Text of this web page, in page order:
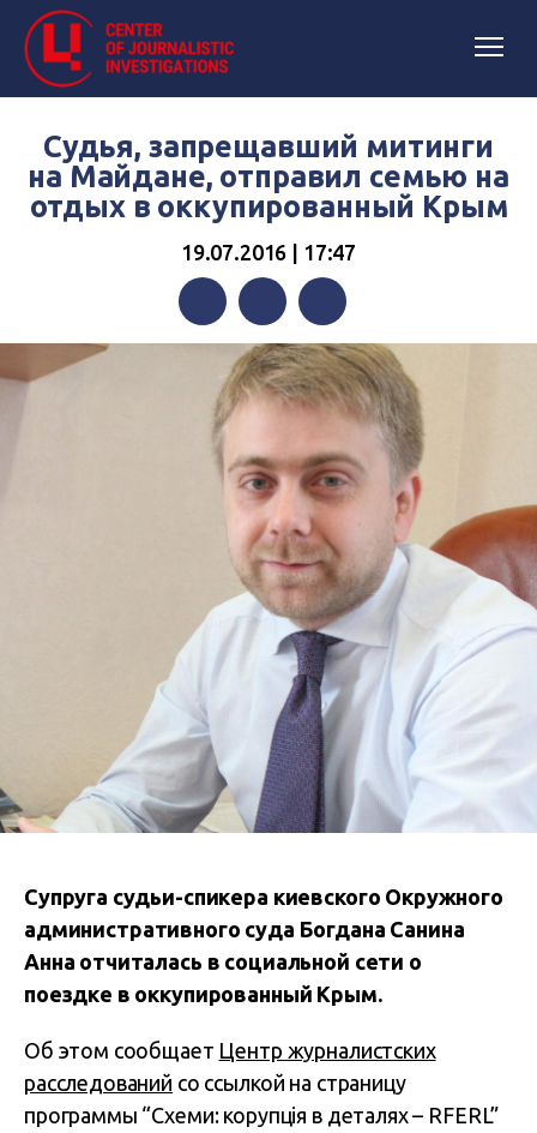
Судья, запрещавший митинги
на Майдане, отправил семью на
отдых в оккупированный Крым
19.07.2016 | 17:47
FacebookTwitterTelegram
Супруга судьи-спикера киевского Окружного
административного суда Богдана Санина
Анна отчиталась в социальной сети о
поездке в оккупированный Крым.
Об этом сообщает Центр журналистских
расследований со ссылкой на страницу
программы “Схеми: корупція в деталях – RFERL”